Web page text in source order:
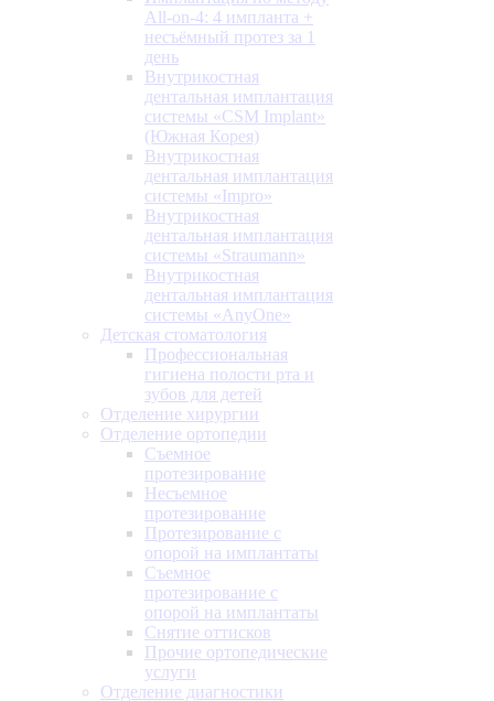
All-on-4: 4 импланта +
несъёмный протез за 1
день
Внутрикостная
дентальная имплантация
системы «CSM Implant»
(Южная Корея)
Внутрикостная
дентальная имплантация
системы «Impro»
Внутрикостная
дентальная имплантация
системы «Straumann»
Внутрикостная
дентальная имплантация
системы «AnyOne»
Детская стоматология
Профессиональная
гигиена полости рта и
зубов для детей
Отделение хирургии
Отделение ортопедии
Съемное
протезирование
Несъемное
протезирование
Протезирование с
опорой на имплантаты
Съемное
протезирование с
опорой на имплантаты
Снятие оттисков
Прочие ортопедические
услуги
Отделение диагностики